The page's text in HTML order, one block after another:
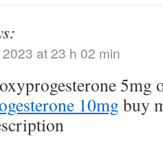
at 23 h 02 min
5mg
10mg buy